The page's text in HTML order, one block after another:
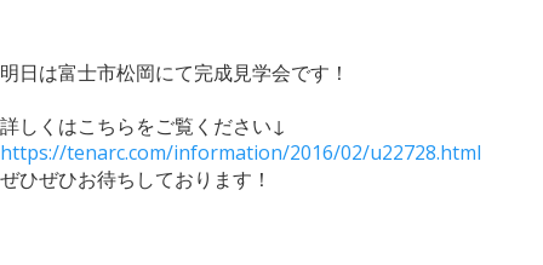
明日は富士市松岡にて完成見学会です！
詳しくはこちらをご覧ください↓
https://tenarc.com/information/2016/02/u22728.html
ぜひぜひお待ちしております！